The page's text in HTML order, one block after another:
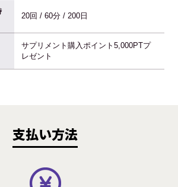
20回 / 60分 / 200日
サプリメント購入ポイント5,000PTプ
レゼント
支払い方法